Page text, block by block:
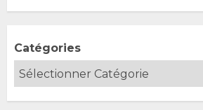
Catégories